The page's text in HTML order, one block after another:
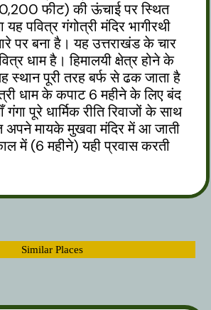
फीट) की ऊंचाई पर स्थित
पवित्र गंगोत्री मंदिर भागीरथी
पर बना है। यह उत्तराखंड के चार
धाम है। हिमालयी क्षेत्र होने के
स्थान पूरी तरह बर्फ से ढक जाता है
धाम के कपाट 6 महीने के लिए बंद
पूरे धार्मिक रीति रिवाजों के साथ
अपने मायके मुखवा मंदिर में आ जाती
में (6 महीने) यही प्रवास करती
Similar Places